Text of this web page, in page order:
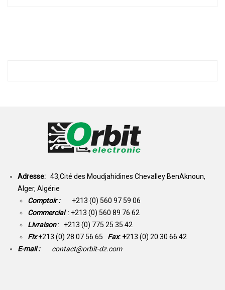
Adresse: 43,Cité des Moudjahidines Chevalley BenAknoun,
Alger, Algérie
Comptoir : +213 (0) 560 97 59 06
Commercial : +213 (0) 560 89 76 62
Livraison: +213 (0) 775 25 35 42
Fix +213 (0) 28 07 56 65 Fax: +213 (0) 20 30 66 42
E-mail :
contact@orbit-dz.com